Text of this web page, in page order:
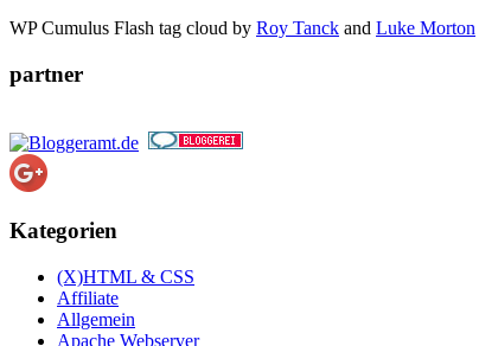
WP Cumulus Flash tag cloud by Roy Tanck and Luke Morton
partner
Kategorien
(X)HTML & CSS
Affiliate
Allgemein
Apache Webserver